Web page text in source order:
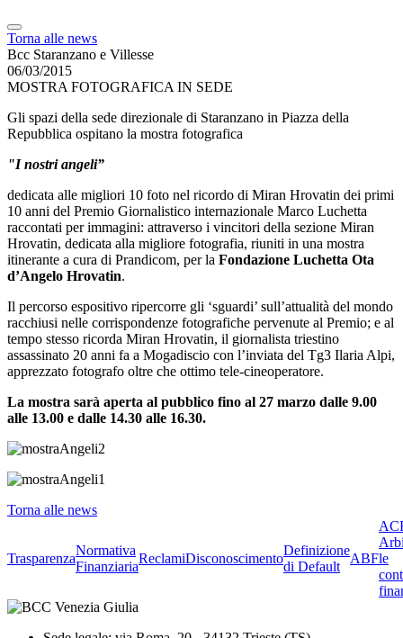
Torna alle news
Bcc Staranzano e Villesse
06/03/2015
MOSTRA FOTOGRAFICA IN SEDE
Gli spazi della sede direzionale di Staranzano in Piazza della
Repubblica ospitano la mostra fotografica
"I nostri angeli”
dedicata alle migliori 10 foto nel ricordo di Miran Hrovatin dei primi
10 anni del Premio Giornalistico internazionale Marco Luchetta
raccontati per immagini: attraverso i vincitori della sezione Miran
Hrovatin, dedicata alla migliore fotografia, riuniti in una mostra
itinerante a cura di Prandicom, per la Fondazione Luchetta Ota
d’Angelo Hrovatin.
Il percorso espositivo ripercorre gli ‘sguardi’ sull’attualità del mondo
racchiusi nelle corrispondenze fotografiche pervenute al Premio; e al
tempo stesso ricorda Miran Hrovatin, il giornalista triestino
assassinato 20 anni fa a Mogadiscio con l’inviata del Tg3 Ilaria Alpi,
apprezzato fotografo oltre che ottimo tele-cineoperatore.
La mostra sarà aperta al pubblico fino al 27 marzo dalle 9.00
alle 13.00 e dalle 14.30 alle 16.30.
Torna alle news
Trasparenza
Normativa
Finanziaria
ReclamiDisconoscimento
Definizione
di Default
ABFle